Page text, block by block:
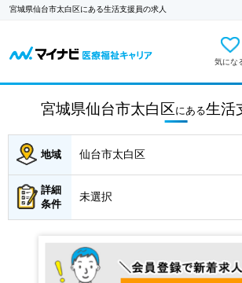
宮城県仙台市太白区にある生活支援員の求人
気にな
宮城県仙台市太白区にある生活
地域 仙台市太白区
詳細
条件
未選択